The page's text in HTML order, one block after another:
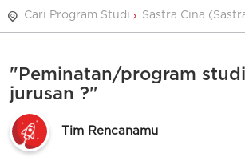
Cari Program Studi Sastra Cina
"Peminatan/program
jurusan ?"
Tim Rencanamu